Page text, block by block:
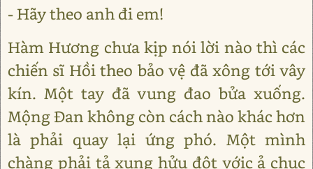
- Hãy theo anh đi em!
Hàm Hương chưa kịp nói lời nào thì các
chiến sĩ Hồi theo bảo vệ đã xông tới vây
kín. Một tay đã vung đao bửa xuống.
Mộng Ðan không còn cách nào khác hơn
là phải quay lại ứng phó. Một mình
chàng phải tả xung hửu đột vớic ả chục